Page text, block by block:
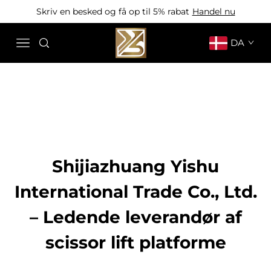
Skriv en besked og få op til 5% rabat Handel nu
DA
Shijiazhuang Yishu
International Trade Co., Ltd.
– Ledende leverandør af
scissor lift platforme